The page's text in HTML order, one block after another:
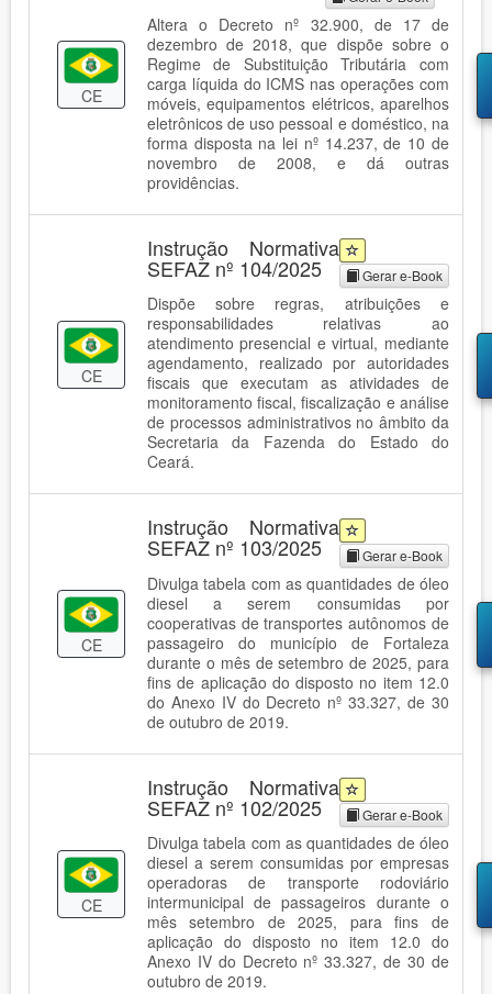
CE
Altera o Decreto nº 32.900, de 17 de
dezembro de 2018, que dispõe sobre o
Regime de Substituição Tributária com
carga líquida do ICMS nas operações com
móveis, equipamentos elétricos, aparelhos
eletrônicos de uso pessoal e doméstico, na
forma disposta na lei nº 14.237, de 10 de
novembro de 2008, e dá outras
providências.
CE
Instrução Normativa
SEFAZ nº 104/2025 Gerar e-Book
Dispõe sobre regras, atribuições e
responsabilidades relativas ao
atendimento presencial e virtual, mediante
agendamento, realizado por autoridades
fiscais que executam as atividades de
monitoramento fiscal, fiscalização e análise
de processos administrativos no âmbito da
Secretaria da Fazenda do Estado do
Ceará.
CE
Instrução Normativa
SEFAZ nº 103/2025 Gerar e-Book
Divulga tabela com as quantidades de óleo
diesel a serem consumidas por
cooperativas de transportes autônomos de
passageiro do município de Fortaleza
durante o mês de setembro de 2025, para
fins de aplicação do disposto no item 12.0
do Anexo IV do Decreto nº 33.327, de 30
de outubro de 2019.
CE
Instrução Normativa
SEFAZ nº 102/2025 Gerar e-Book
Divulga tabela com as quantidades de óleo
diesel a serem consumidas por empresas
operadoras de transporte rodoviário
intermunicipal de passageiros durante o
mês setembro de 2025, para fins de
aplicação do disposto no item 12.0 do
Anexo IV do Decreto nº 33.327, de 30 de
outubro de 2019.